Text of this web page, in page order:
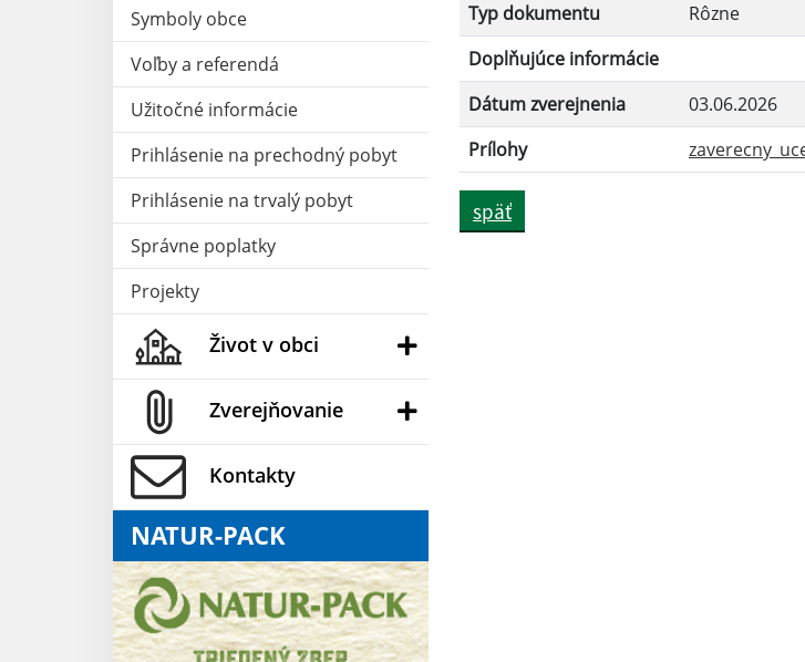
Symboly obce
Voľby a referendá
Užitočné informácie
Prihlásenie na prechodný pobyt
Prihlásenie na trvalý pobyt
Správne poplatky
Projekty
Život v obci
Zverejňovanie
Kontakty
NATUR-PACK
Typ dokumentu
Rôzne
Doplňujúce informácie
Dátum zverejnenia
03.06.2026
Prílohy
späť